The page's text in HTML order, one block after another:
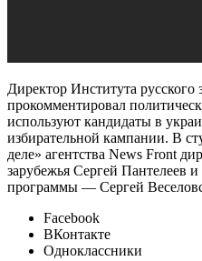
Директор Института русского
прокомментировал
используют кандидаты в
избирательной кампании. В
деле» агентства News Front
зарубежья Сергей Пантелеев
программы — Сергей
Facebook
ВКонтакте
Одноклассники